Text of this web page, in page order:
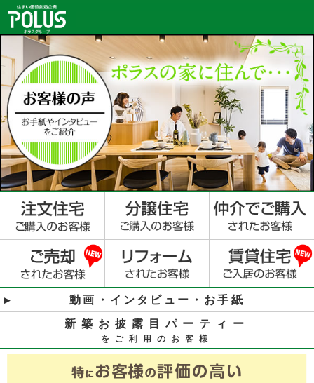
動画・インタビュー・お手紙
新築お披露目パーティー
をご利用のお客様